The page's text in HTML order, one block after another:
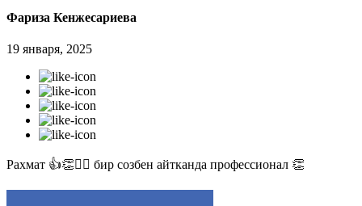
Фариза Кенжесариева
19 января, 2025
Рахмат 👍👏✊🏻 бир созбен айтканда профессионал 👏